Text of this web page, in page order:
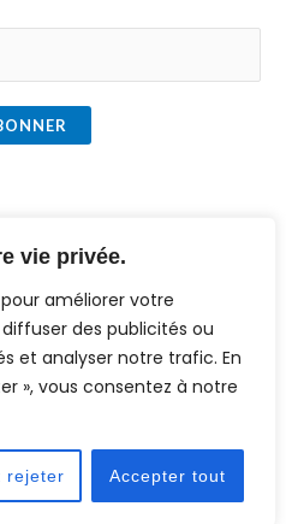
vie privée.
améliorer votre
des publicités ou
et analyser notre trafic. En
», vous consentez à notre
rejeter Accepter tout
Powered by [